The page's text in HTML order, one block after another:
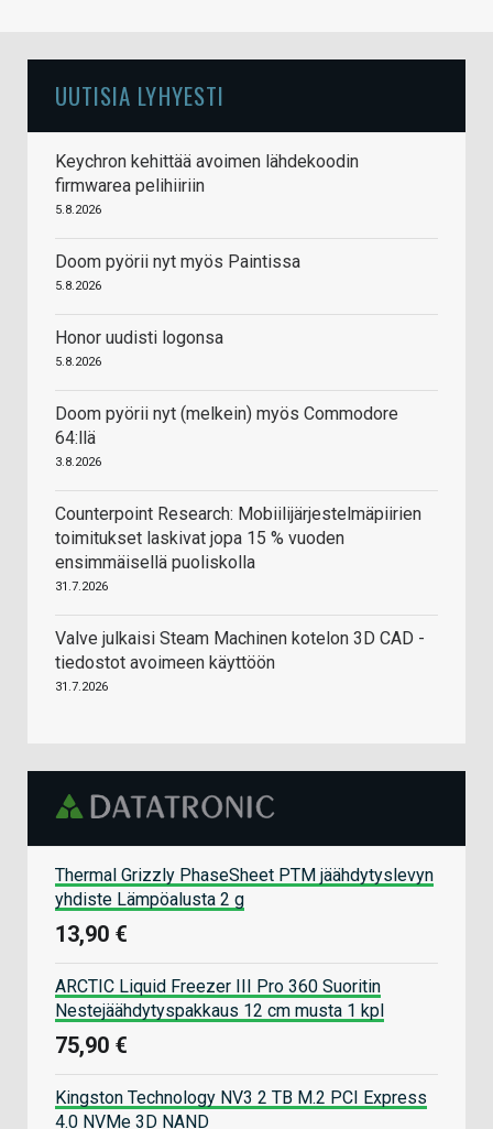
UUTISIA LYHYESTI
Keychron kehittää avoimen lähdekoodin
firmwarea pelihiiriin
5.8.2026
Doom pyörii nyt myös Paintissa
5.8.2026
Honor uudisti logonsa
5.8.2026
Doom pyörii nyt (melkein) myös Commodore
64:llä
3.8.2026
Counterpoint Research: Mobiilijärjestelmäpiirien
toimitukset laskivat jopa 15 % vuoden
ensimmäisellä puoliskolla
31.7.2026
Valve julkaisi Steam Machinen kotelon 3D CAD -
tiedostot avoimeen käyttöön
31.7.2026
Thermal Grizzly PhaseSheet PTM jäähdytyslevyn
yhdiste Lämpöalusta 2 g
13,90 €
ARCTIC Liquid Freezer III Pro 360 Suoritin
Nestejäähdytyspakkaus 12 cm musta 1 kpl
75,90 €
Kingston Technology NV3 2 TB M.2 PCI Express
4.0 NVMe 3D NAND